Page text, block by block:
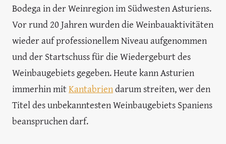
Bodega in der Weinregion im Südwesten Asturiens.
Vor rund 20 Jahren wurden die Weinbauaktivitäten
wieder auf professionellem Niveau aufgenommen
und der Startschuss für die Wiedergeburt des
Weinbaugebiets gegeben. Heute kann Asturien
immerhin mitKantabriendarum streiten, wer den
Titel des unbekanntesten Weinbaugebiets Spaniens
beanspruchen darf.